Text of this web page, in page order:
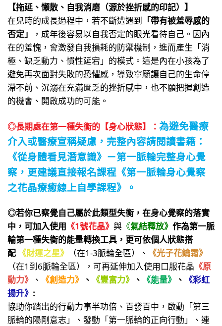
【拖延、懶散、自我消磨（源於挫折感的印記）】
在兒時的成長過程中，若不斷遭遇到 「帶有被羞辱感的
否定」
，成年後容易以自我否定的眼光看待自己。因內
在的羞愧，會激發自我損耗的防禦機制，進而產生「消
極、缺乏動力、慣性延宕」的模式。這是內在小孩為了
避免再次面對失敗的恐懼感，導致寧願讓自己的生命停
滯不前、沉溺在充滿匱乏的挫折感中，也不願把握創造
的機會、開啟成功的可能。
◎長期處在第一種失衡的【身心狀態】： 為避免醫療
介入或醫療宣稱疑慮， 完整內容請閱讀書籍：
《從身體看見潛意識》－第一脈輪完整身心覺
察 ，更建議直接報名課程 《第一脈輪身心覺察
之花晶療癒線上自學課程》。
◎若你已察覺自己屬於此類型失衡，在身心覺察的落實
中，可加入使用 《1號花晶》 與 《氣結釋放》 作為第一脈
輪第一種失衡的能量轉換工具，更可依個人狀態搭
配 《財運之星》 （在1-3脈輪全區）、
《光子花鑰霜》
（在1到6脈輪全區），可再延伸加入使用口服花晶 《原
動力》 、 《創造力》 、 《豐富力》 、 《能量》 、 《彩虹
揚升》 :
協助你踏出的行動力事半功倍、百發百中，啟動「第三
脈輪的陽剛意志」、發動「第一脈輪的正向行動」、連